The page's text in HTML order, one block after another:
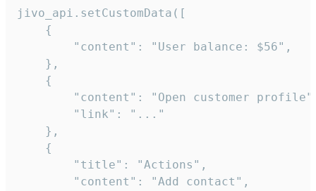
jivo_api.setCustomData([
    {
        "content": "User balance: $56",
    },
    {
"content": "Open customer
        "link": "..."
    },
    {
        "title": "Actions",
        "content": "Add contact",